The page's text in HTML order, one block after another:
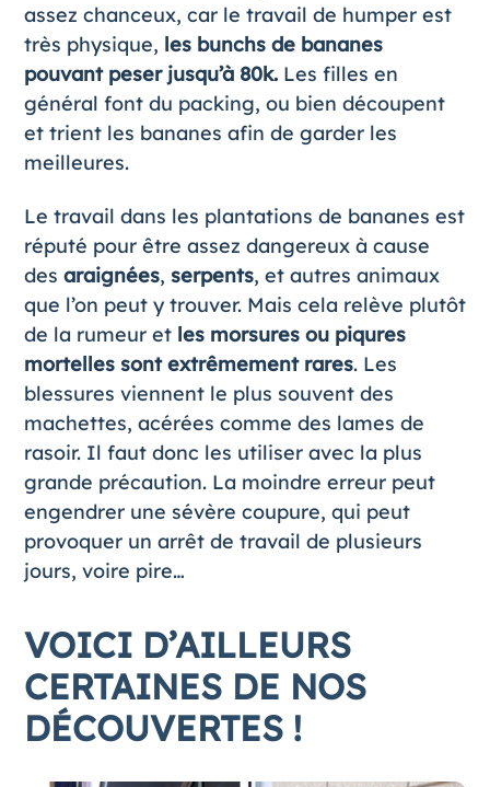
assez chanceux, car le travail de humper est
très physique, les bunchs de bananes
pouvant peser jusqu’à 80k.Les filles en
général font du packing, ou bien découpent
et trient les bananes afin de garder les
meilleures.
Le travail dans les plantations de bananes est
réputé pour être assez dangereux à cause
des araignées, serpents, et autres animaux
que l’on peut y trouver. Mais cela relève plutôt
de la rumeur et les morsures ou piqures
mortelles sont extrêmement rares. Les
blessures viennent le plus souvent des
machettes, acérées comme des lames de
rasoir. Il faut donc les utiliser avec la plus
grande précaution. La moindre erreur peut
engendrer une sévère coupure, qui peut
provoquer un arrêt de travail de plusieurs
jours, voire pire…
VOICI D’AILLEURS
CERTAINES DE NOS
DÉCOUVERTES !